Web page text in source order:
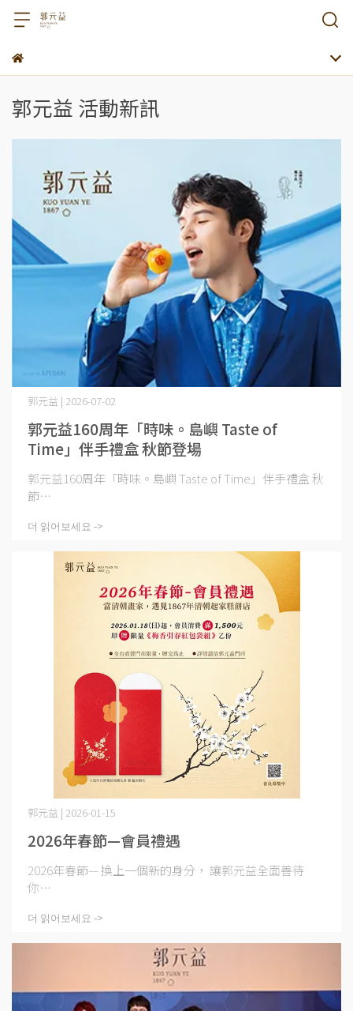
郭元益 活動新訊
郭元益160周年「時味。島嶼 Taste of
Time」伴手禮盒 秋節登場
郭元益 | 2026-07-02
郭元益160周年「時味。島嶼 Taste of Time」伴手禮盒 秋
節⋯
더 읽어보세요 ->
2026年春節—會員禮遇
郭元益 | 2026-01-15
2026年春節— 換上一個新的身分， 讓郭元益全面善待
你⋯
더 읽어보세요 ->